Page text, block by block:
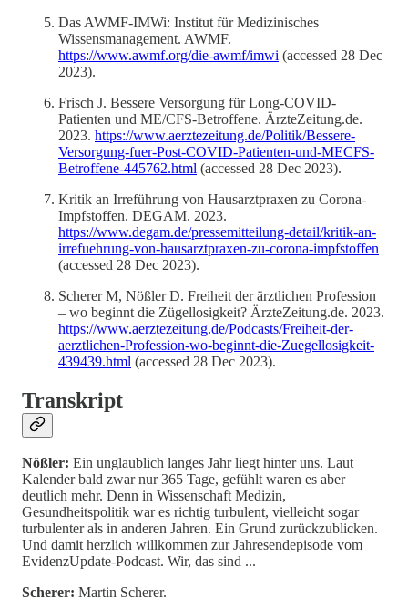
Das AWMF-IMWi: Institut für Medizinisches
Wissensmanagement. AWMF.
https://www.awmf.org/die-awmf/imwi (accessed 28 Dec
2023).
Frisch J. Bessere Versorgung für Long-COVID-
Patienten und ME/CFS-Betroffene. ÄrzteZeitung.de.
2023. https://www.aerztezeitung.de/Politik/Bessere-
Versorgung-fuer-Post-COVID-Patienten-und-MECFS-
Betroffene-445762.html (accessed 28 Dec 2023).
Kritik an Irreführung von Hausarztpraxen zu Corona-
Impfstoffen. DEGAM. 2023.
https://www.degam.de/pressemitteilung-detail/kritik-an-
irrefuehrung-von-hausarztpraxen-zu-corona-impfstoffen
(accessed 28 Dec 2023).
Scherer M, Nößler D. Freiheit der ärztlichen Profession
– wo beginnt die Zügellosigkeit? ÄrzteZeitung.de. 2023.
https://www.aerztezeitung.de/Podcasts/Freiheit-der-
aerztlichen-Profession-wo-beginnt-die-Zuegellosigkeit-
439439.html (accessed 28 Dec 2023).
Transkript
Nößler: Ein unglaublich langes Jahr liegt hinter uns. Laut
Kalender bald zwar nur 365 Tage, gefühlt waren es aber
deutlich mehr. Denn in Wissenschaft Medizin,
Gesundheitspolitik war es richtig turbulent, vielleicht sogar
turbulenter als in anderen Jahren. Ein Grund zurückzublicken.
Und damit herzlich willkommen zur Jahresendepisode vom
EvidenzUpdate-Podcast. Wir, das sind ...
Scherer: Martin Scherer.